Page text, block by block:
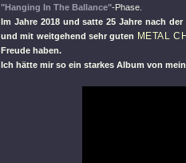
"Hanging In The Ballance"-Phase.
Im Jahre 2018 und satte 25 Jahre nach
und mit weitgehend sehr guten METAL
Freude haben.
Ich hätte mir so ein starkes Album von